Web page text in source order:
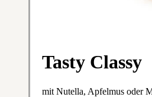
Tasty Classy
mit Nutella, Apfelmus oder